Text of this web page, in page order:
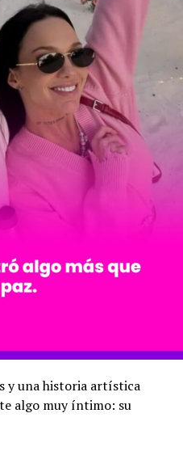
y una historia artística
algo muy íntimo: su